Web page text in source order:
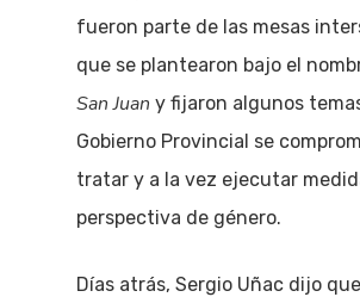
fueron parte de las mesas
que se plantearon bajo el
San Juan y fijaron algunos
Gobierno Provincial se
tratar y a la vez ejecutar
perspectiva de género.
Días atrás, Sergio Uñac dijo